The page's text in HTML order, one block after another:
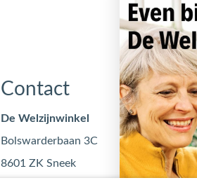
Contact
De Welzijnwinkel
Bolswarderbaan 3C
8601 ZK Sneek